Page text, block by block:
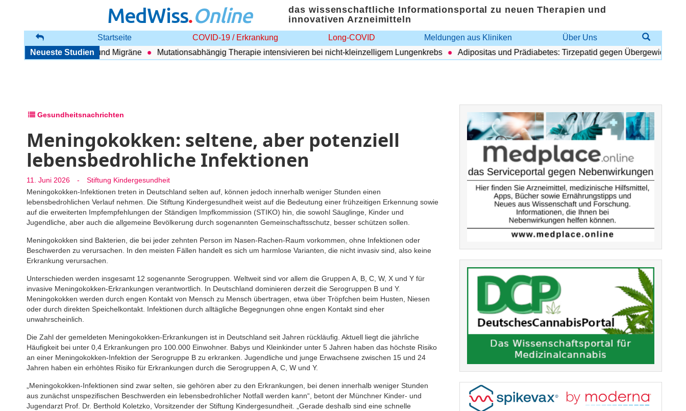
MedWiss.Online
das wissenschaftliche Informationsportal zu neuen Therapien und
innovativen Arzneimitteln
Startseite COVID-19 / Erkrankung Long-COVID Meldungen aus Kliniken
Über Uns
Neueste Studien
zwischen COPD und Migräne Mutationsabhängig Therapie intensivieren bei nicht-kleinzelligem Lungenkrebs Adipositas und Prädiabetes: Tirzepatid gegen Übergewicht und
Gesundheitsnachrichten
Meningokokken: seltene, aber potenziell
lebensbedrohliche Infektionen
11. Juni 2026 -
Stiftung Kindergesundheit
Meningokokken-Infektionen treten in Deutschland selten auf, können jedoch innerhalb weniger Stunden einen
lebensbedrohlichen Verlauf nehmen. Die Stiftung Kindergesundheit weist auf die Bedeutung einer frühzeitigen Erkennung sowie
auf die erweiterten Impfempfehlungen der Ständigen Impfkommission (STIKO) hin, die sowohl Säuglinge, Kinder und
Jugendliche, aber auch die allgemeine Bevölkerung durch sogenannten Gemeinschaftsschutz, besser schützen sollen.
Meningokokken sind Bakterien, die bei jeder zehnten Person im Nasen-Rachen-Raum vorkommen, ohne Infektionen oder
Beschwerden zu verursachen. In den meisten Fällen handelt es sich um harmlose Varianten, die nicht invasiv sind, also keine
Erkrankung verursachen.
Unterschieden werden insgesamt 12 sogenannte Serogruppen. Weltweit sind vor allem die Gruppen A, B, C, W, X und Y für
invasive Meningokokken-Erkrankungen verantwortlich. In Deutschland dominieren derzeit die Serogruppen B und Y.
Meningokokken werden durch engen Kontakt von Mensch zu Mensch übertragen, etwa über Tröpfchen beim Husten, Niesen
oder durch direkten Speichelkontakt. Infektionen durch alltägliche Begegnungen ohne engen Kontakt sind eher
unwahrscheinlich.
Die Zahl der gemeldeten Meningokokken-Erkrankungen ist in Deutschland seit Jahren rückläufig. Aktuell liegt die jährliche
Häufigkeit bei unter 0,4 Erkrankungen pro 100.000 Einwohner. Babys und Kleinkinder unter 5 Jahren haben das höchste Risiko
an einer Meningokokken-Infektion der Serogruppe B zu erkranken. Jugendliche und junge Erwachsene zwischen 15 und 24
Jahren haben ein erhöhtes Risiko für Erkrankungen durch die Serogruppen A, C, W und Y.
„Meningokokken-Infektionen sind zwar selten, sie gehören aber zu den Erkrankungen, bei denen innerhalb weniger Stunden
aus zunächst unspezifischen Beschwerden ein lebensbedrohlicher Notfall werden kann“, betont der Münchner Kinder- und
Jugendarzt Prof. Dr. Berthold Koletzko, Vorsitzender der Stiftung Kindergesundheit. „Gerade deshalb sind eine schnelle